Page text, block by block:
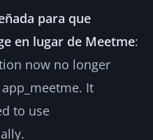
para que
en lugar de Meetme:
now no longer
It
to use